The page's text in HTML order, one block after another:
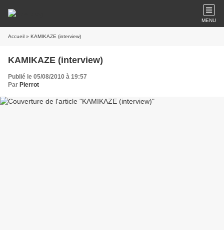
MENU
Accueil » KAMIKAZE (interview)
KAMIKAZE (interview)
Publié le 05/08/2010 à 19:57
Par Pierrot